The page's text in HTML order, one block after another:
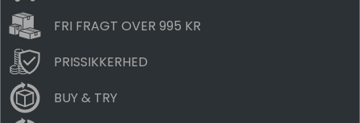
FRI FRAGT OVER 995 KR
PRISSIKKERHED
BUY & TRY